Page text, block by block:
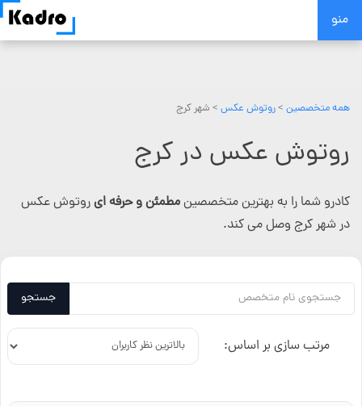
Skip
منو
همه متخصصین >روتوش عکس > شهر کرج
روتوش عکس در کرج
کادرو شما را به بهترین متخصصینمطمئن و حرفه ایروتوش عکس
در شهر کرج وصل می کند.
جستجو
مرتب سازی بر اساس: